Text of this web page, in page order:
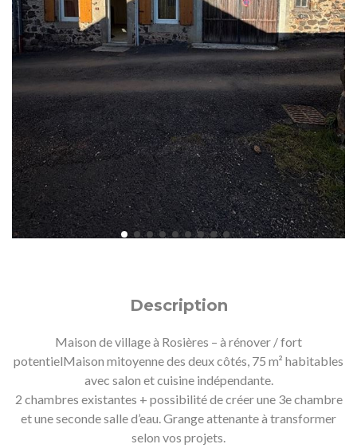
Description
Maison de village à Rosières – à rénover / fort
potentielMaison mitoyenne des deux côtés, 75 m² habitables
avec salon et cuisine indépendante.
2 chambres existantes + possibilité de créer une 3e chambre
et une seconde salle d’eau. Grange attenante à transformer
selon vos projets.